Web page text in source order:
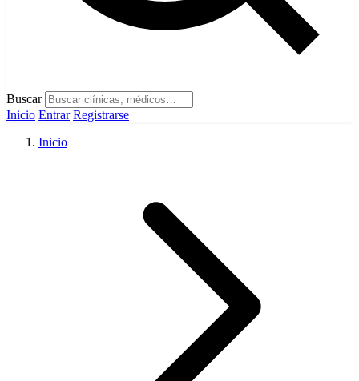
Buscar
Inicio Entrar Registrarse
Inicio